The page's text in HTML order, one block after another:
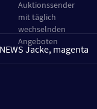
Jacke, magenta